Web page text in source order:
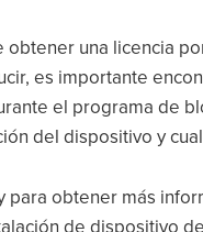
obtener una licencia
es importante
el programa de
del dispositivo y
para obtener más
de dispositivo